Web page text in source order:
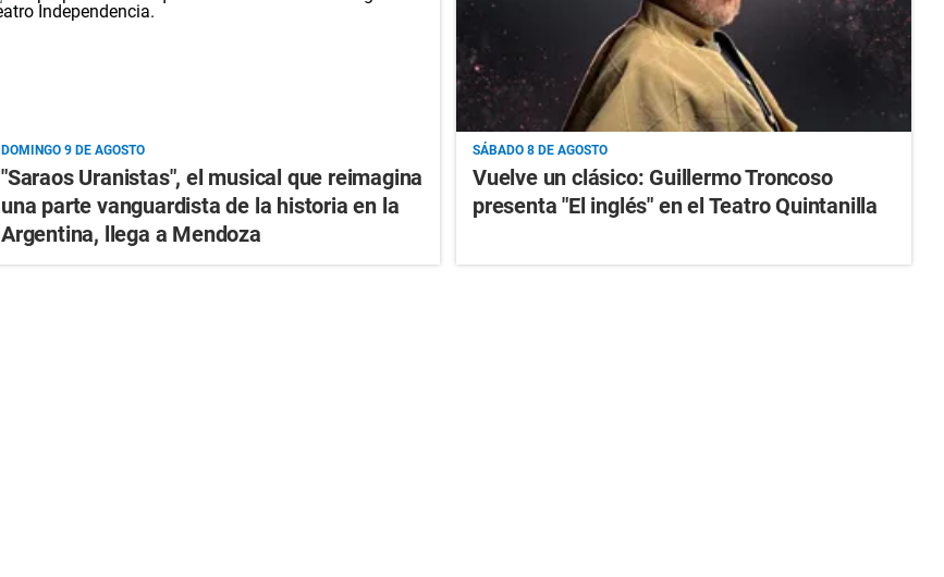
DOMINGO 9 DE AGOSTO
"Saraos Uranistas", el musical que reimagina
una parte vanguardista de la historia en la
Argentina, llega a Mendoza
SÁBADO 8 DE AGOSTO
Vuelve un clásico: Guillermo Troncoso
presenta "El inglés" en el Teatro Quintanilla